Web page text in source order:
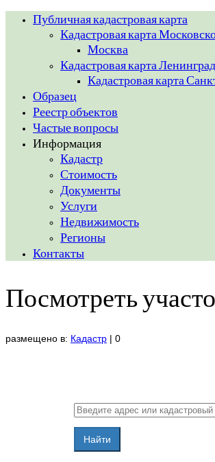
Публичная кадастровая карта
Кадастровая карта
Москва
Кадастровая карта
Кадастровая карта
Образец
Реестр объектов
Частые вопросы
Информация
Кадастр
Стоимость
Документы
Услуги
Недвижимость
Регионы
Контакты
Посмотреть
размещено в: Кадастр | 0